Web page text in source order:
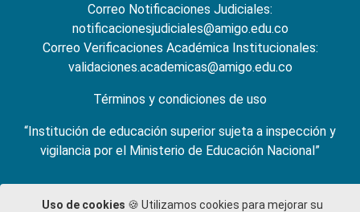
Correo Notificaciones Judiciales:
notificacionesjudiciales@amigo.edu.co
Correo Verificaciones Académica Institucionales:
validaciones.academicas@amigo.edu.co
Términos y condiciones de uso
“Institución de educación superior sujeta a inspección y
vigilancia por el Ministerio de Educación Nacional”
Uso de cookies 🍪 Utilizamos cookies para mejorar su